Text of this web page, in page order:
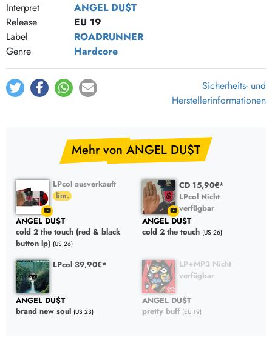
Interpret
ANGEL DU$T
Release
EU 19
Label
ROADRUNNER
Genre
Hardcore
Sicherheits- und
Herstellerinformationen
Mehr von ANGEL DU$T
LPcol ausverkauft
ANGEL DU$T
cold 2 the touch (red & black
button lp) (US 26)
CD 15,90€*
LPcol Nicht
verfügbar
ANGEL DU$T
cold 2 the touch (US 26)
LPcol 39,90€*
ANGEL DU$T
brand new soul (US 23)
LP+MP3 Nicht
verfügbar
ANGEL DU$T
pretty buff (EU 19)